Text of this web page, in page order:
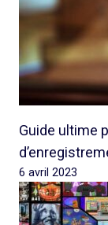
Guide ultime
6 avril 2023